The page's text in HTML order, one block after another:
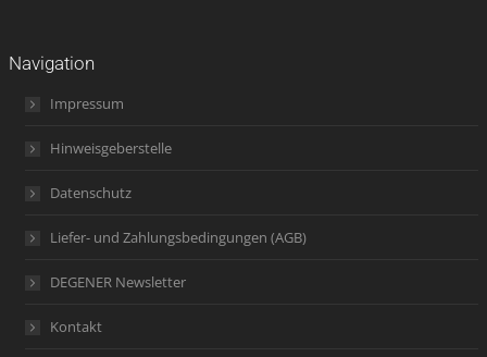
Navigation
Impressum
Hinweisgeberstelle
Datenschutz
Liefer- und Zahlungsbedingungen (AGB)
DEGENER Newsletter
Kontakt